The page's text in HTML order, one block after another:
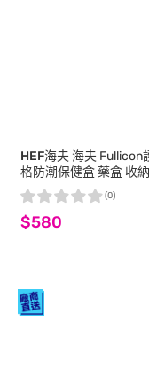
HEF海夫 海夫 Fullicon
格防潮保健盒 藥盒 收納
(DP001)
$580
(0)